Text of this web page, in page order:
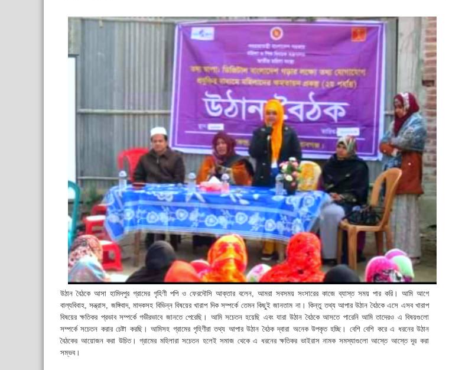
উঠান বৈঠকে আসা হামিদপুর গ্রামের গৃহিণী পপি ও ফেরদৌসি আক্তার বলেন, আমরা সবসময় সংসারের কাজে ব্যাস্ত সময় পার করি। আমি আগে
বাল্যবিবাহ, সন্ত্রাস, জঙ্গিবাদ, মাদকসহ বিভিন্ন বিষয়ের খারাপ দিক সম্পর্কে তেমন কিছুই জানতাম না। কিন্তু তথ্য আপার উঠান বৈঠকে এসে এসব খারাপ
বিষয়ের ক্ষতিকর প্রভাব সম্পর্কে গভীরভাবে জানতে পেরেছি। আমি সচেতন হয়েছি এবং যারা উঠান বৈঠকে আসতে পারেনি আমি তাদেরও এ বিষয়গুলো
সম্পর্কে সচেতন করার চেষ্টা করছি। আমিসহ গ্রামের গৃহিণীরা তথ্য আপার উঠান বৈঠক দ্বারা অনেক উপকৃত হচ্ছি। বেশি বেশি করে এ ধরনের উঠান
বৈঠকের আয়োজন করা উচিত। গ্রামের মহিলারা সচেতন হলেই সমাজ থেকে এ ধরনের ক্ষতিকর ভাইরাস নামক সমস্যাগুলো আস্তে আস্তে দূর করা
সম্ভব।